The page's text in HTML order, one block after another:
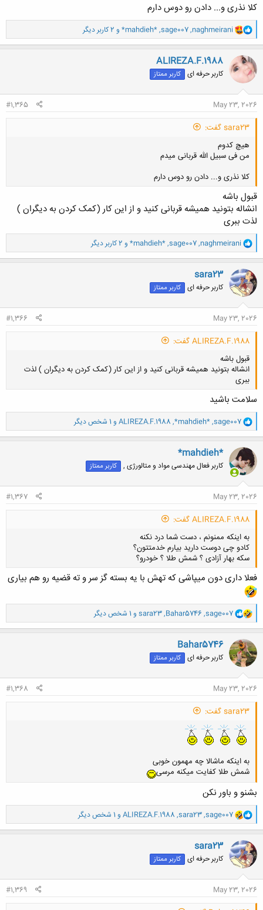
کلیک کنید تا باز شود...
کلا نذری و... دادن رو دوس دارم
و
ا
ک
ن
ش
ه
:
naghmeirani
,
sage007
,
*mahdieh* و 2 کاربر دیگر
ALIREZA.F.1988
کاربر حرفه ای کاربر ممتاز
May 23, 2026
#1,365
sara23 گفت:
هیچ کدوم
من فی سبیل الله قربانی میدم
کلا نذری و... دادن رو دوس دارم
قبول باشه
انشاله بتونید همیشه قربانی کنید و از این کار (کمک کردن به دیگران )
لذت ببری
و
ا
ک
ن
ش
ه
ا
naghmeirani
,
sage007
,
*mahdieh* و 2 کاربر دیگر
sara23
کاربر حرفه ای کاربر ممتاز
May 23, 2026
#1,366
ALIREZA.F.1988 گفت:
قبول باشه
انشاله بتونید همیشه قربانی کنید و از این کار (کمک کردن به دیگران ) لذت
ببری
کلیک کنید تا باز شود...
سلامت باشید
و
ا
ک
ن
ش
ه
ا
sage007
,
*mahdieh*
,
ALIREZA.F.1988 و 1 شخص دیگر
*mahdieh*
کاربر فعال مهندسی مواد و متالورژی , کاربر ممتاز
May 23, 2026
#1,367
ALIREZA.F.1988 گفت:
به اینکه ممنونم ، دست شما درد نکنه
کادو چی دوست دارید بیارم خدمتتون؟
سکه بهار آزادی ؟ شمش طلا ؟ خودرو؟
کلیک کنید تا باز شود...
فعلا داری دون میپاشی که تهش با یه بسته گز سر و ته قضیه رو هم بیاری
و
ا
ک
ن
ش
ه
:
sage007
,
Bahar5746
,
sara23 و 1 شخص دیگر
Bahar5746
کاربر حرفه ای کاربر ممتاز
May 23, 2026
#1,368
sara23 گفت:
به اینکه ماشالا چه مهمون خوبی
شمش طلا کفایت میکنه مرسی
بشنو و باور نکن
و
ا
ک
ن
ش
ه
:
sage007
,
sara23
,
ALIREZA.F.1988 و 1 شخص دیگر
sara23
کاربر حرفه ای کاربر ممتاز
May 23, 2026
#1,369